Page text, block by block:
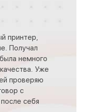
принтер,
Получал
немного
Уже
проверяю
с
себя